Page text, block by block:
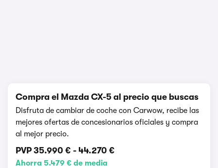
Compra el Mazda CX-5 al precio que buscas
Disfruta de cambiar de coche con Carwow, recibe las
mejores ofertas de concesionarios oficiales y compra
al mejor precio.
PVP 35.990 € - 44.270 €
Ahorra 5.479 € de media